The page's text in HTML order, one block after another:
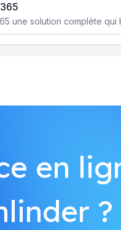
en
?